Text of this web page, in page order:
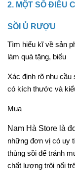
2. MỘT SỐ ĐIỀU
SỒI Ủ RƯỢU
Tìm hiểu kĩ về sản
làm quà tặng, biếu
Xác định rõ nhu cầu
có kích thước và
Mua
Nam Hà Store là
những đơn vị có uy
thùng sồi để tránh
chất lượng trôi nổi